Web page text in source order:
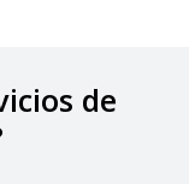
de